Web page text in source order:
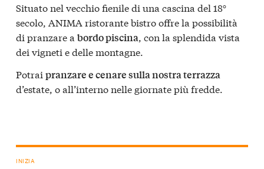
Situato nel vecchio fienile di una cascina del 18°
secolo, ANIMA ristorante bistrooffre la possibilità
di pranzare a bordo piscina, con la splendida vista
dei vigneti e delle montagne.
Potrai pranzare e cenare sulla nostra terrazza
d’estate, o all’interno nelle giornate più fredde.
INIZIA